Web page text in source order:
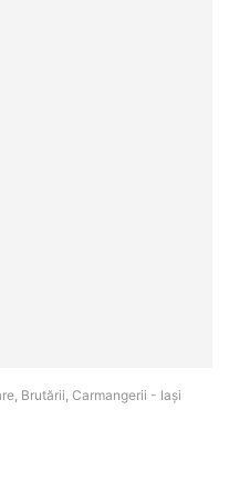
Brutării, Carmangerii - Iaşi